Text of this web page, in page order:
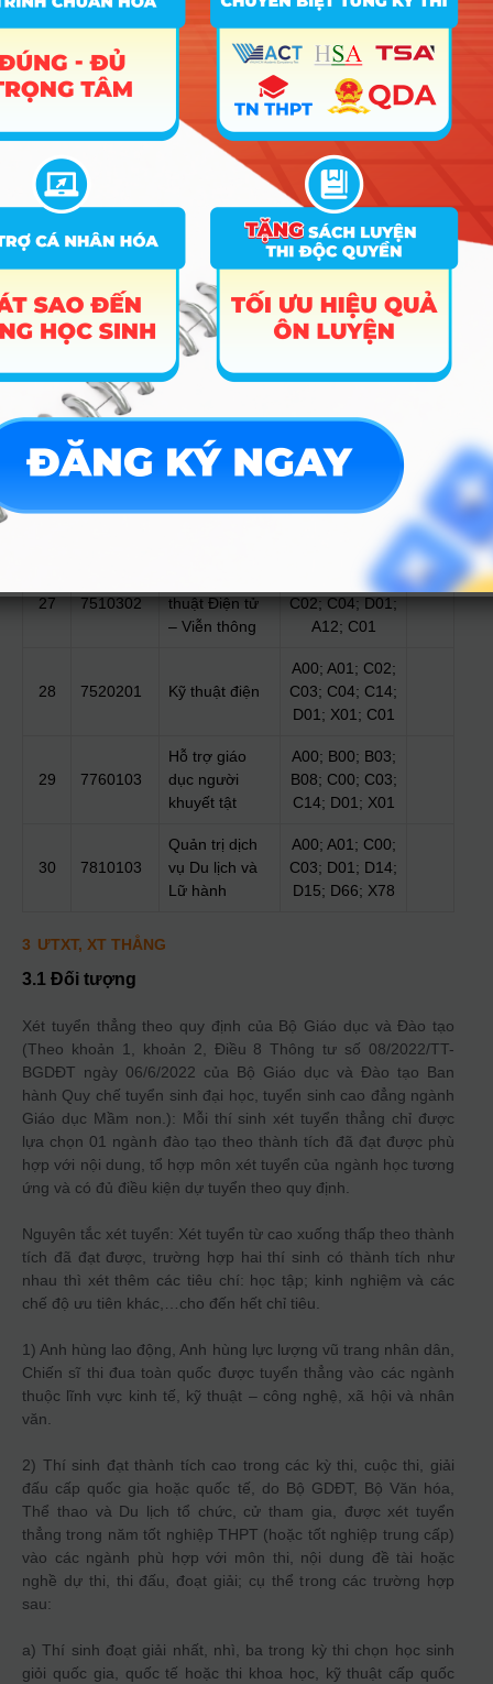
D01; X01; C01
21 7340201
Tài chính –
A00; A01; C02;
C03; C04; C14;
D01; X01; C01
22
A00; A01; C02;
C03; C04; C14;
D01; X01; C01
23 7340406
Quản trị văn
phòng
A00; A01; C02;
C03; C04; C14;
D01; X01; C01
24 7460101 Toán học
A00; A01; A02;
B00; C02; D01;
25 7480201
Công nghệ
thông tin
C02; C04; D01;
A12; C01
26 7510203
thuật cơ –
A00; A01; A02;
C02; C04; A12;
27 7510302
thuật Điện tử
– Viễn thông
C02; C04; D01;
A12; C01
28 7520201 Kỹ thuật điện
A00; A01; C02;
C03; C04; C14;
D01; X01; C01
29 7760103
Hỗ trợ giáo
dục người
khuyết tật
A00; B00; B03;
B08; C00; C03;
C14; D01; X01
30 7810103
Quản trị dịch
vụ Du lịch và
Lữ hành
A00; A01; C00;
C03; D01; D14;
D15; D66; X78
3 ƯTXT, XT THẲNG
3.1 Đối tượng
Xét tuyển thẳng theo quy định của Bộ Giáo dục và Đào tạo
(Theo khoản 1, khoản 2, Điều 8 Thông tư số 08/2022/TT-
BGDĐT ngày 06/6/2022 của Bộ Giáo dục và Đào tạo Ban
hành Quy chế tuyển sinh đại học, tuyển sinh cao đẳng ngành
Giáo dục Mầm non.): Mỗi thí sinh xét tuyển thẳng chỉ được
lựa chọn 01 ngành đào tạo theo thành tích đã đạt được phù
hợp với nội dung, tổ hợp môn xét tuyển của ngành học tương
ứng và có đủ điều kiện dự tuyển theo quy định.
Nguyên tắc xét tuyển: Xét tuyển từ cao xuống thấp theo thành
tích đã đạt được, trường hợp hai thí sinh có thành tích như
nhau thì xét thêm các tiêu chí: học tập; kinh nghiệm và các
chế độ ưu tiên khác,…cho đến hết chỉ tiêu.
1) Anh hùng lao động, Anh hùng lực lượng vũ trang nhân dân,
Chiến sĩ thi đua toàn quốc được tuyển thẳng vào các ngành
thuộc lĩnh vực kinh tế, kỹ thuật – công nghệ, xã hội và nhân
văn.
2) Thí sinh đạt thành tích cao trong các kỳ thi, cuộc thi, giải
đấu cấp quốc gia hoặc quốc tế, do Bộ GDĐT, Bộ Văn hóa,
Thể thao và Du lịch tổ chức, cử tham gia, được xét tuyển
thẳng trong năm tốt nghiệp THPT (hoặc tốt nghiệp trung cấp)
vào các ngành phù hợp với môn thi, nội dung đề tài hoặc
nghề dự thi, thi đấu, đoạt giải; cụ thể trong các trường hợp
sau:
a) Thí sinh đoạt giải nhất, nhì, ba trong kỳ thi chọn học sinh
giỏi quốc gia, quốc tế hoặc thi khoa học, kỹ thuật cấp quốc